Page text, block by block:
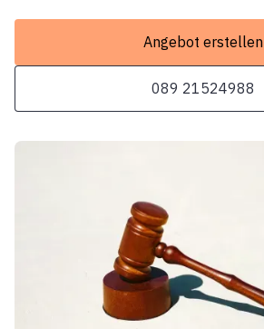
Angebot erstellen
089 21524988